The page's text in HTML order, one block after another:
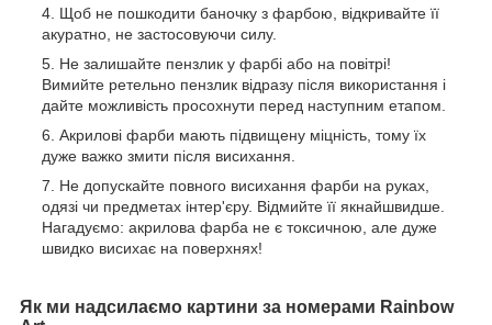
Щоб не пошкодити баночку з фарбою, відкривайте її
акуратно, не застосовуючи силу.
Не залишайте пензлик у фарбі або на повітрі!
Вимийте ретельно пензлик відразу після використання і
дайте можливість просохнути перед наступним етапом.
Акрилові фарби мають підвищену міцність, тому їх
дуже важко змити після висихання.
Не допускайте повного висихання фарби на руках,
одязі чи предметах інтер'єру. Відмийте її якнайшвидше.
Нагадуємо: акрилова фарба не є токсичною, але дуже
швидко висихає на поверхнях!
Як ми надсилаємо картини за номерами Rainbow